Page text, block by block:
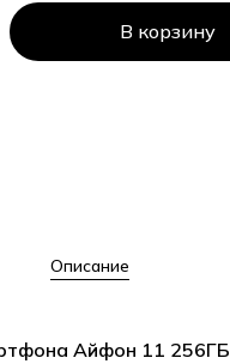
В корзину
Описание
Айфон 11 256ГБ